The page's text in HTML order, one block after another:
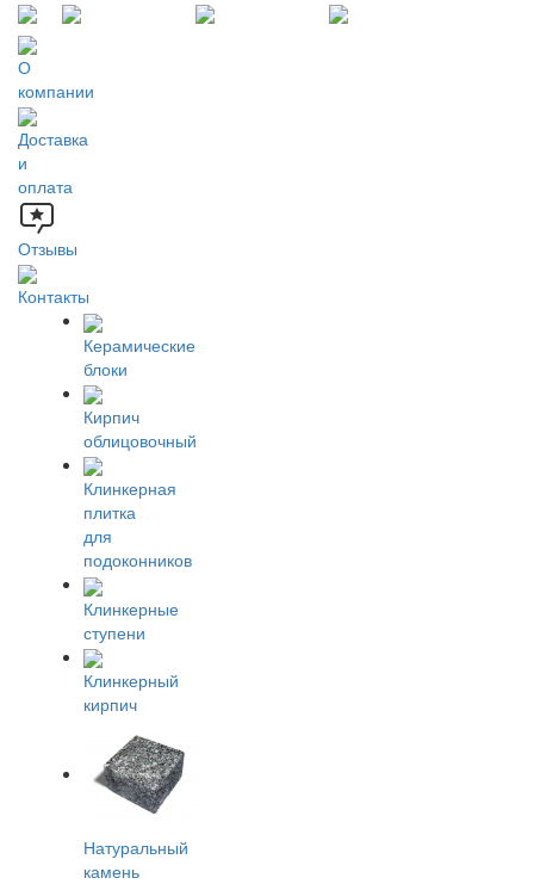
О
компании
Доставка
и
оплата
Отзывы
Контакты
Керамические
блоки
Кирпич
облицовочный
Клинкерная
плитка
для
подоконников
Клинкерные
ступени
Клинкерный
кирпич
Натуральный
камень